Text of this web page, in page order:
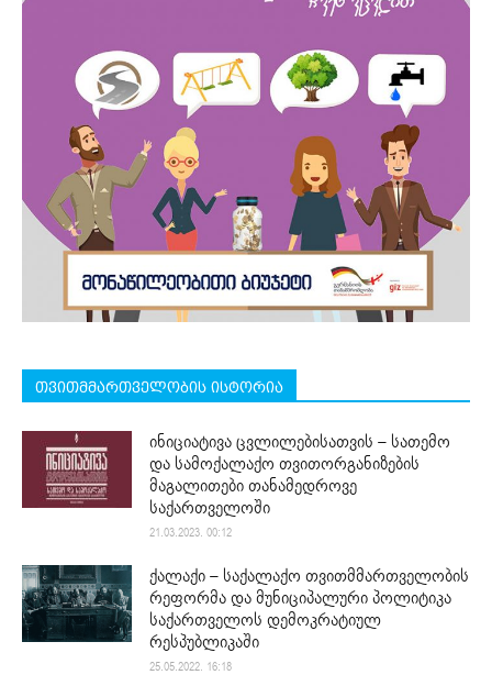
თვითმმართველობის ისტორია
ინიციატივა ცვლილებისათვის – სათემო
და სამოქალაქო თვითორგანიზების
მაგალითები თანამედროვე
საქართველოში
21.03.2023. 00:12
ქალაქი – საქალაქო თვითმმართველობის
რეფორმა და მუნიციპალური პოლიტიკა
საქართველოს დემოკრატიულ
რესპუბლიკაში
25.05.2022. 16:18